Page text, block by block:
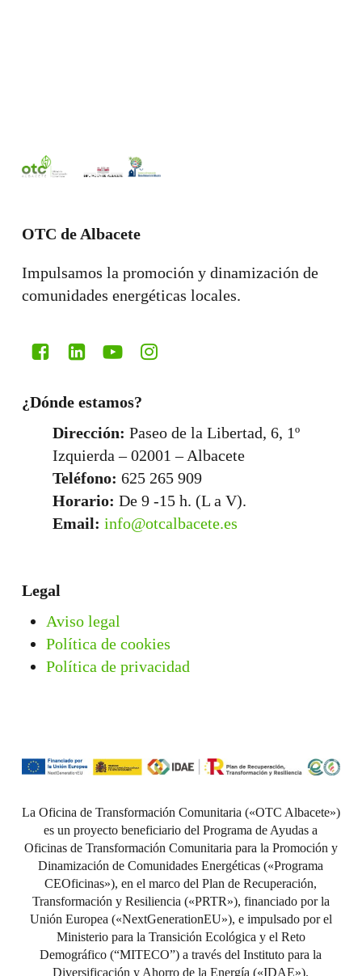
OTC de Albacete
Impulsamos la promoción y dinamización de
comunidades energéticas locales.
¿Dónde estamos?
Dirección: Paseo de la Libertad, 6, 1º
Izquierda – 02001 – Albacete
Teléfono: 625 265 909
Horario: De 9 -15 h. (L a V).
Email: info@otcalbacete.es
Legal
Aviso legal
Política de cookies
Política de privacidad
La Oficina de Transformación Comunitaria («OTC Albacete»)
es un proyecto beneficiario del Programa de Ayudas a
Oficinas de Transformación Comunitaria para la Promoción y
Dinamización de Comunidades Energéticas («Programa
CEOficinas»), en el marco del Plan de Recuperación,
Transformación y Resiliencia («PRTR»), financiado por la
Unión Europea («NextGenerationEU»), e impulsado por el
Ministerio para la Transición Ecológica y el Reto
Demográfico (“MITECO”) a través del Instituto para la
Diversificación y Ahorro de la Energía («IDAE»).